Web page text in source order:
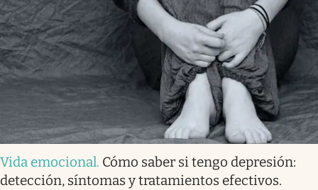
Vida emocional. Cómo saber si tengo depresión:
detección, síntomas y tratamientos efectivos.